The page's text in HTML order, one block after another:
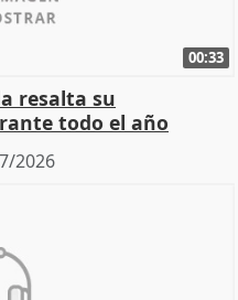
00:33
resalta su
todo el año
2026